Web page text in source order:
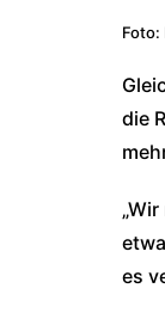
Foto:
die
es